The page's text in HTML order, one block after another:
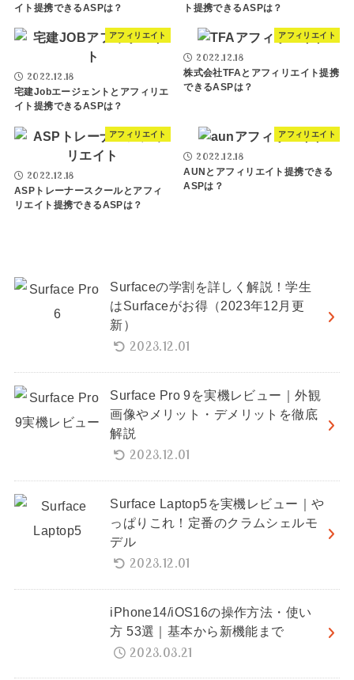
イト提携できるASPは？
ト提携できるASPは？
アフィリエイト
2022.12.18
宅建Jobエージェントとアフィリエ
イト提携できるASPは？
アフィリエイト
2022.12.18
株式会社TFAとアフィリエイト提携
できるASPは？
アフィリエイト
2022.12.18
ASPトレーナースクールとアフィ
リエイト提携できるASPは？
アフィリエイト
2022.12.18
AUNとアフィリエイト提携できる
ASPは？
Surfaceの学割を詳しく解説！学生
はSurfaceがお得（2023年12月更
新）
2023.12.01
Surface Pro 9を実機レビュー｜外観
画像やメリット・デメリットを徹底
解説
2023.12.01
Surface Laptop5を実機レビュー｜や
っぱりこれ！定番のクラムシェルモ
デル
2023.12.01
iPhone14/iOS16の操作方法・使い
方 53選｜基本から新機能まで
2023.03.21